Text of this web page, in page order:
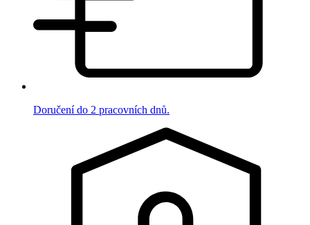
Doručení do 2 pracovních dnů.